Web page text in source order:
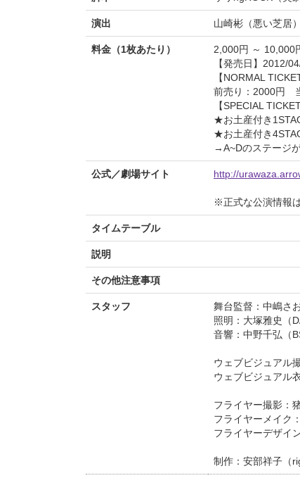
演出 山崎彬（悪い芝居）
料金（1枚あたり）
2,000円 ～ 10,000
【発売日】2012/
【NORMAL
前売り：2000円
【SPECIAL TICKET
★お土産付き
★お土産付き
→A~Dのステージ
公式／劇場サイト http://
※正式な公演情報
タイムテーブル
説明
その他注意事項
スタッフ
舞台監督：中嶋さ
照明：大塚雅史（
音響：中野千弘（
ウェブビジュアル
ウェブビジュアル
フライヤー撮影：
フライヤーメイク
フライヤーデザイ
制作：安部祥子（